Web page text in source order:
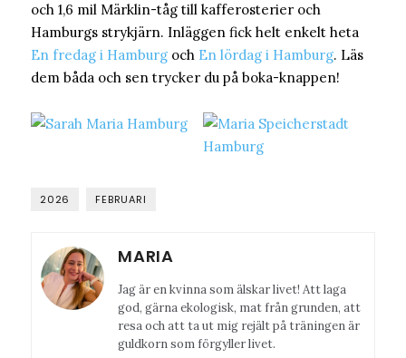
och 1,6 mil Märklin-tåg till kafferosterier och
Hamburgs strykjärn. Inläggen fick helt enkelt heta
En fredag i Hamburg och En lördag i Hamburg. Läs
dem båda och sen trycker du på boka-knappen!
2026 FEBRUARI
MARIA
Jag är en kvinna som älskar livet! Att laga
god, gärna ekologisk, mat från grunden, att
resa och att ta ut mig rejält på träningen är
guldkorn som förgyller livet.